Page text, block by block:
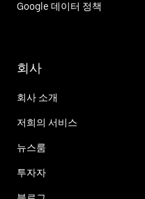
Google 데이터 정책
회사
회사 소개
저희의 서비스
뉴스룸
투자자